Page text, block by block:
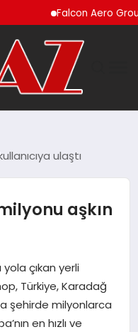
Falcon Aero Group,
ulaştı
aşkın
yola çıkan yerli
Türkiye, Karadağ
şehirde milyonlarca
en hızlı ve